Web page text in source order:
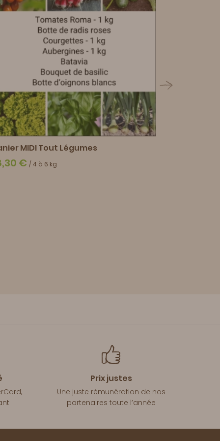
MIDI Tout Légumes
€ / 4 à 6 kg
Prix justes
Une juste rémunération de nos
partenaires toute l’année